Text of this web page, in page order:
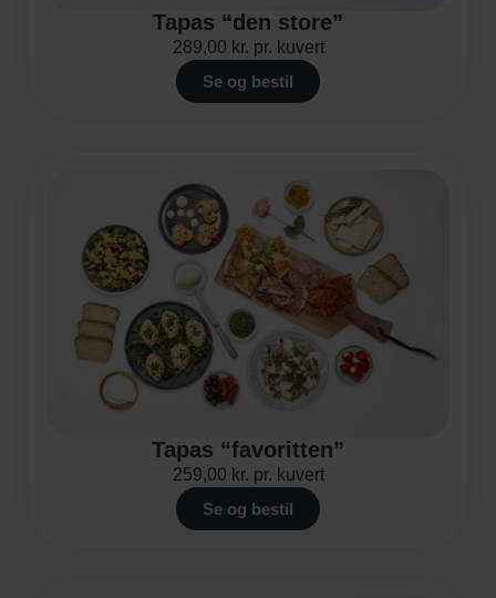
Tapas “den store”
289,00 kr. pr. kuvert
Se og bestil
Tapas “favoritten”
259,00 kr. pr. kuvert
Se og bestil